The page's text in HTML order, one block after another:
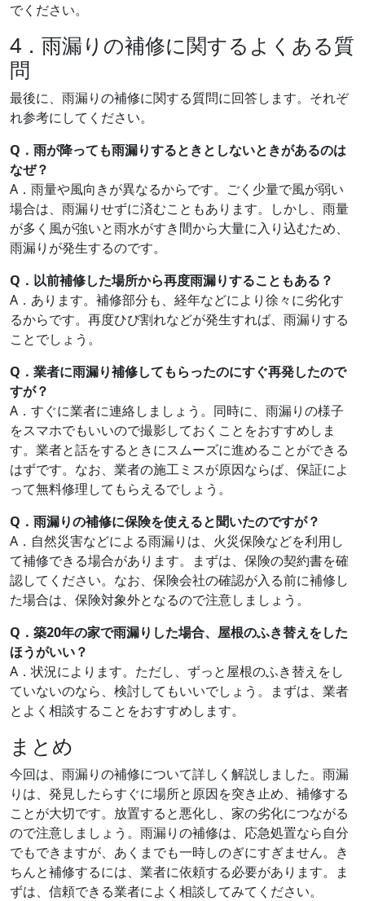
でください。
4．雨漏りの補修に関するよくある質
問
最後に、雨漏りの補修に関する質問に回答します。それぞ
れ参考にしてください。
Q．雨が降っても雨漏りするときとしないときがあるのは
なぜ？
A．雨量や風向きが異なるからです。ごく少量で風が弱い
場合は、雨漏りせずに済むこともあります。しかし、雨量
が多く風が強いと雨水がすき間から大量に入り込むため、
雨漏りが発生するのです。
Q．以前補修した場所から再度雨漏りすることもある？
A．あります。補修部分も、経年などにより徐々に劣化す
るからです。再度ひび割れなどが発生すれば、雨漏りする
ことでしょう。
Q．業者に雨漏り補修してもらったのにすぐ再発したので
すが？
A．すぐに業者に連絡しましょう。同時に、雨漏りの様子
をスマホでもいいので撮影しておくことをおすすめしま
す。業者と話をするときにスムーズに進めることができる
はずです。なお、業者の施工ミスが原因ならば、保証によ
って無料修理してもらえるでしょう。
Q．雨漏りの補修に保険を使えると聞いたのですが？
A．自然災害などによる雨漏りは、火災保険などを利用し
て補修できる場合があります。まずは、保険の契約書を確
認してください。なお、保険会社の確認が入る前に補修し
た場合は、保険対象外となるので注意しましょう。
Q． 築20年の家で雨漏りした場合、屋根のふき替えをした
ほうがいい？
A．状況によります。ただし、ずっと屋根のふき替えをし
ていないのなら、検討してもいいでしょう。まずは、業者
とよく相談することをおすすめします。
まとめ
今回は、雨漏りの補修について詳しく解説しました。雨漏
りは、発見したらすぐに場所と原因を突き止め、補修する
ことが大切です。放置すると悪化し、家の劣化につながる
ので注意しましょう。雨漏りの補修は、応急処置なら自分
でもできますが、あくまでも一時しのぎにすぎません。き
ちんと補修するには、業者に依頼する必要があります。ま
ずは、信頼できる業者によく相談してみてください。